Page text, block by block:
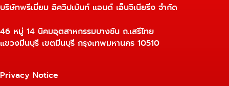
บริษัทพรีเมี่ยม อิควิปเม้นท์ แอนด์ เอ็นจิเนียริ่ง จำกัด
46 หมู่ 14 นิคมอุตสาหกรรมบางชัน ถ.เสรีไทย
แขวงมีนบุรี เขตมีนบุรี กรุงเทพมหานคร 10510
Privacy Notice